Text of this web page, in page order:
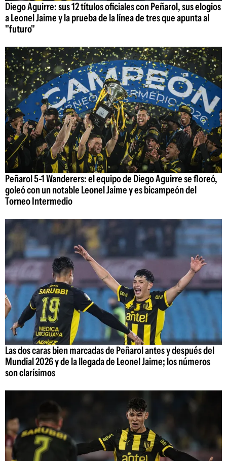
Diego Aguirre: sus 12 títulos oficiales con Peñarol, sus elogios
a Leonel Jaime y la prueba de la línea de tres que apunta al
"futuro"
Peñarol 5-1 Wanderers: el equipo de Diego Aguirre se floreó,
goleó con un notable Leonel Jaime y es bicampeón del
Torneo Intermedio
Las dos caras bien marcadas de Peñarol antes y después del
Mundial 2026 y de la llegada de Leonel Jaime; los números
son clarísimos